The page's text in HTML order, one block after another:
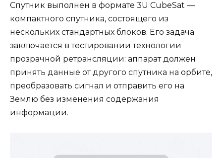
Спутник выполнен в формате 3U CubeSat —
компактного спутника, состоящего из
нескольких стандартных блоков. Его задача
заключается в тестировании технологии
прозрачной ретрансляции: аппарат должен
принять данные от другого спутника на орбите,
преобразовать сигнал и отправить его на
Землю без изменения содержания
информации.